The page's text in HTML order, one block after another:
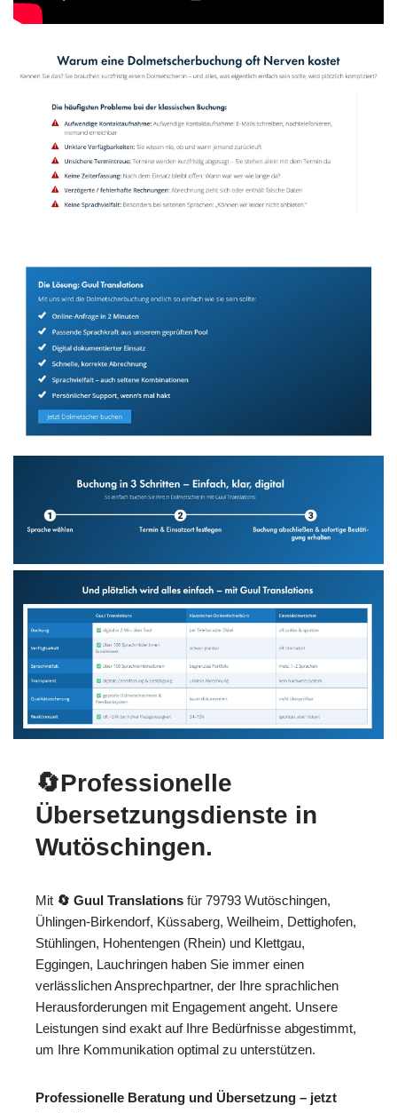
🔄Professionelle
Übersetzungsdienste in
Wutöschingen.
Mit 🔄 Guul Translations für 79793 Wutöschingen,
Ühlingen-Birkendorf, Küssaberg, Weilheim, Dettighofen,
Stühlingen, Hohentengen (Rhein) und Klettgau,
Eggingen, Lauchringen haben Sie immer einen
verlässlichen Ansprechpartner, der Ihre sprachlichen
Herausforderungen mit Engagement angeht. Unsere
Leistungen sind exakt auf Ihre Bedürfnisse abgestimmt,
um Ihre Kommunikation optimal zu unterstützen.
Professionelle Beratung und Übersetzung – jetzt